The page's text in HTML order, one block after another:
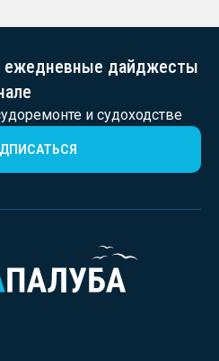
ежедневные дайджесты
и судоходстве